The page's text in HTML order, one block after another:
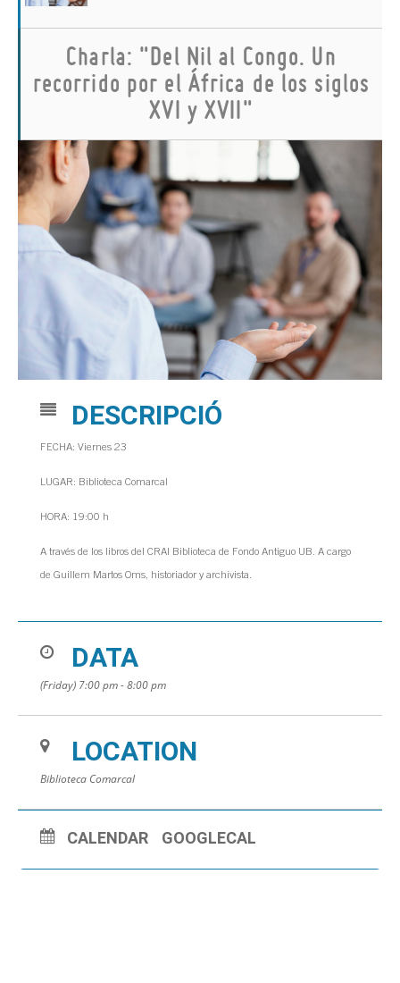
Charla: "Del Nil al Congo. Un
recorrido por el África de los siglos
XVI y XVII"
DESCRIPCIÓ
FECHA: Viernes 23
LUGAR: Biblioteca Comarcal
HORA: 19:00 h
A través de los libros del CRAI Biblioteca de Fondo Antiguo UB. A cargo
de Guillem Martos Oms, historiador y archivista.
DATA
(Friday) 7:00 pm - 8:00 pm
LOCATION
Biblioteca Comarcal
CALENDAR GOOGLECAL